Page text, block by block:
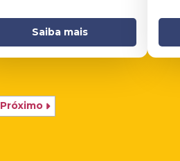
Saiba mais
Próximo